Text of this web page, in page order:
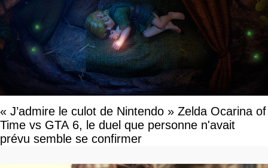
« J’admire le culot de Nintendo » Zelda Ocarina of
Time vs GTA 6, le duel que personne n'avait
prévu semble se confirmer